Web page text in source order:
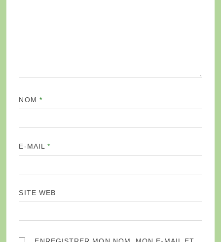
NOM *
E-MAIL *
SITE WEB